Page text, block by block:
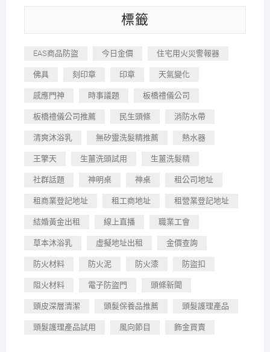
標籤
EAS商品防盜 今日金價 住宅用火災警報器
佛具 刻印章 印章 天氣變化
感應門神 時事議題 板橋禮儀公司
板橋禮儀公司推薦 民生頭條 消防水帶
清爽沐浴乳 無矽靈洗髮精推薦 熱水器
王擎天 生薑洗頭試用 生薑洗髮精
社群話題 神明桌 神桌 租公司地址
租商業登記地址 租工商地址 租營業登記地址
結婚黃金出租 線上直播 職業工會
草本沐浴乳 虛擬地址出租 金價查詢
防火材料 防火泥 防火漆 防盜扣
阻火材料 電子防盜門 頭條新聞
頭皮深層清潔 頭髮保養品推薦 頭髮護理產品
頭髮護理產品試用 風向節目 飾金買賣